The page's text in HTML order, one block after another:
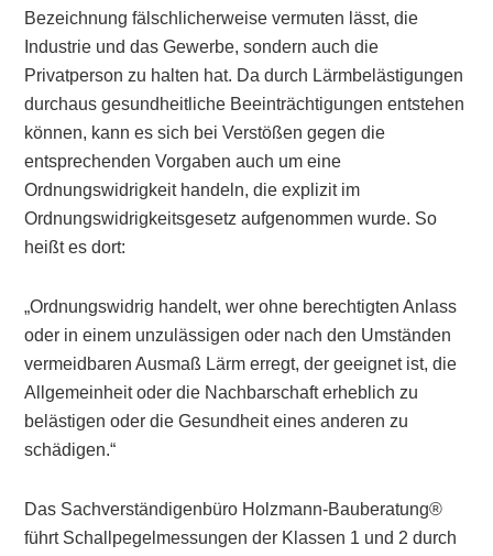
Bezeichnung fälschlicherweise vermuten lässt, die
Industrie und das Gewerbe, sondern auch die
Privatperson zu halten hat. Da durch Lärmbelästigungen
durchaus gesundheitliche Beeinträchtigungen entstehen
können, kann es sich bei Verstößen gegen die
entsprechenden Vorgaben auch um eine
Ordnungswidrigkeit handeln, die explizit im
Ordnungswidrigkeitsgesetz aufgenommen wurde. So
heißt es dort:
„Ordnungswidrig handelt, wer ohne berechtigten Anlass
oder in einem unzulässigen oder nach den Umständen
vermeidbaren Ausmaß Lärm erregt, der geeignet ist, die
Allgemeinheit oder die Nachbarschaft erheblich zu
belästigen oder die Gesundheit eines anderen zu
schädigen.“
Das Sachverständigenbüro Holzmann-Bauberatung®
führt Schallpegelmessungen der Klassen 1 und 2 durch